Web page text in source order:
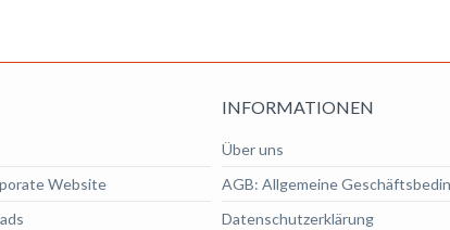
Website
INFORMATIONEN
Über uns
AGB: Allgemeine
Datenschutzerklärung